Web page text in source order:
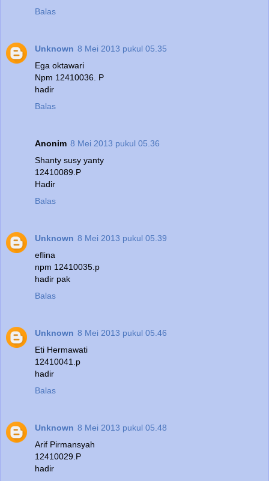
Balas
Unknown 8 Mei 2013 pukul 05.35
Ega oktawari
Npm 12410036. P
hadir
Balas
Anonim 8 Mei 2013 pukul 05.36
Shanty susy yanty
12410089.P
Hadir
Balas
Unknown 8 Mei 2013 pukul 05.39
eflina
npm 12410035.p
hadir pak
Balas
Unknown 8 Mei 2013 pukul 05.46
Eti Hermawati
12410041.p
hadir
Balas
Unknown 8 Mei 2013 pukul 05.48
Arif Pirmansyah
12410029.P
hadir